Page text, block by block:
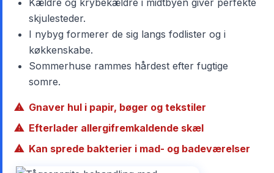
skjulesteder.
I nybyg formerer de sig langs fodlister og i
køkkenskabe.
Sommerhuse rammes hårdest efter fugtige
somre.
Gnaver hul i papir, bøger og tekstiler
Efterlader allergifremkaldende skæl
Kan sprede bakterier i mad- og badeværelser